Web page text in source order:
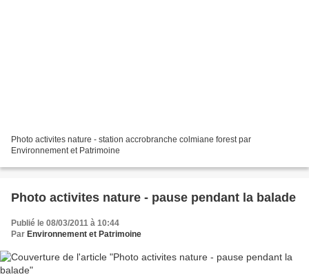
Photo activites nature - station accrobranche colmiane forest par
Environnement et Patrimoine
Photo activites nature - pause pendant la balade
Publié le 08/03/2011 à 10:44
Par Environnement et Patrimoine